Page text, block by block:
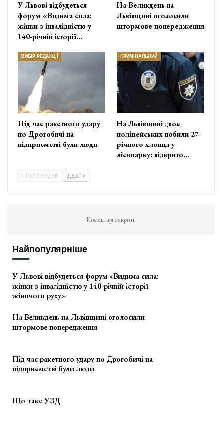
У Львові відбудеться
форум «Видима сила:
жінки з інвалідністю у
140-річній історії…
На Великдень на
Львівщині оголосили
штормове попередження
ВИБІР РЕДАКЦІЇ
Під час ракетного удару
по Дрогобичі на
підприємстві були люди
КРИМІНАЛЬНИЙ
На Львівщині двоє
поліцейських побили 27-
річного хлопця у
лісопарку: відкрито…
ПОПЕРЕДНЯ ДАЛІ
Коментарі закриті.
Найпопулярніше
У Львові відбудеться форум «Видима сила:
жінки з інвалідністю у 140-річній історії
жіночого руху»
На Великдень на Львівщині оголосили
штормове попередження
Під час ракетного удару по Дрогобичі на
підприємстві були люди
Що таке УЗД